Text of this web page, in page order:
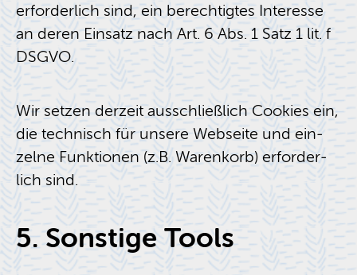
er­for­der­lich sind, ein be­rech­tig­tes In­ter­es­se
an deren Ein­satz nach Art. 6 Abs. 1 Satz 1 lit. f
DSGVO.
Wir set­zen der­zeit aus­schließ­lich Coo­kies ein,
die tech­nisch für un­se­re Web­sei­te und ein­
zel­ne Funk­tio­nen (z.B. Wa­ren­korb) er­for­der­
lich sind.
5. Sons­ti­ge Tools